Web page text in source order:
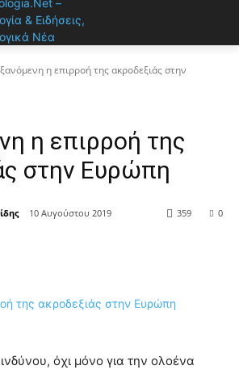
η επιρροή της ακροδεξιάς στην
η επιρροή της
στην Ευρώπη
10 Αυγούστου 2019 0
359
όχι μόνο για την ολοένα